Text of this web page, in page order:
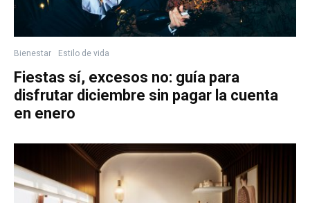
Bienestar Estilo de vida
Fiestas sí, excesos no: guía para
disfrutar diciembre sin pagar la cuenta
en enero